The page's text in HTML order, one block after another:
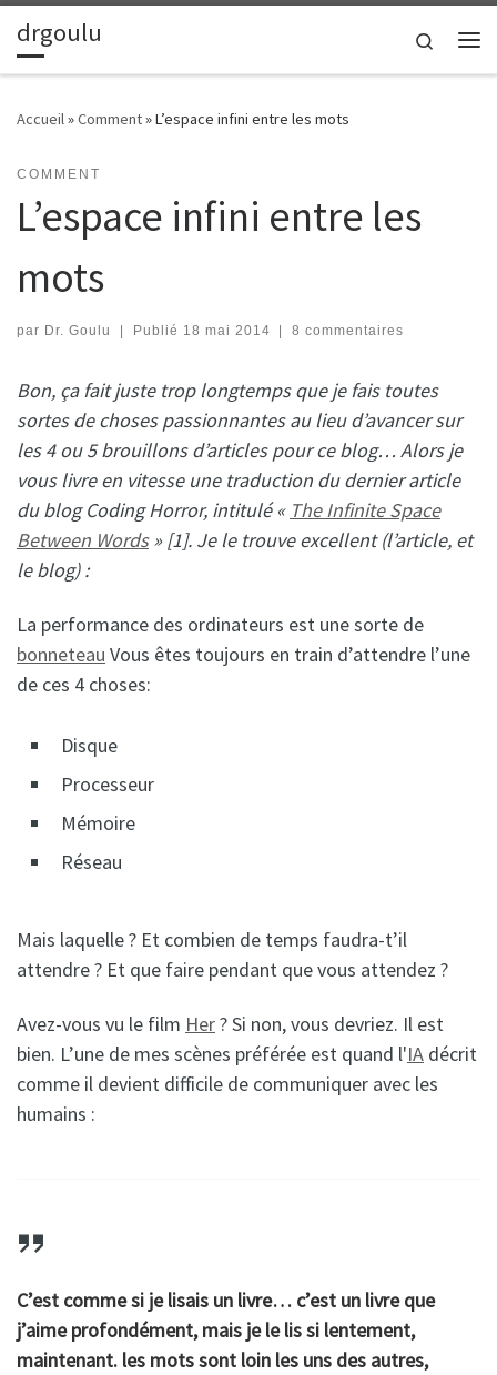
Passer au contenu
drgoulu
Search
Accueil»Comment»L’espace infini entre les mots
COMMENT
L’espace infini entre les
mots
par Dr. Goulu | Publié 18 mai 2014 | 8 commentaires
Bon, ça fait juste trop longtemps que je fais toutes
sortes de choses passionnantes au lieu d’avancer sur
les 4 ou 5 brouillons d’articles pour ce blog… Alors je
vous livre en vitesse une traduction du dernier article
du blog Coding Horror, intitulé « The Infinite Space
Between Words» [1]. Je le trouve excellent (l’article, et
le blog) :
La performance des ordinateurs est une sorte de
bonneteau Vous êtes toujours en train d’attendre l’une
de ces 4 choses:
Disque
Processeur
Mémoire
Réseau
Mais laquelle ? Et combien de temps faudra-t’il
attendre ? Et que faire pendant que vous attendez ?
Avez-vous vu le film Her? Si non, vous devriez. Il est
bien. L’une de mes scènes préférée est quand l'IA décrit
comme il devient difficile de communiquer avec les
humains :
C’est comme si je lisais un livre… c’est un livre que
j’aime profondément, mais je le lis si lentement,
maintenant. les mots sont loin les uns des autres,